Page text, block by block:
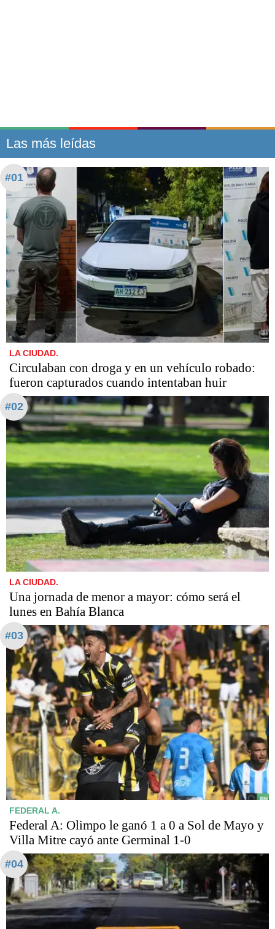
Las más leídas
#01
LA CIUDAD.
Circulaban con droga y en un vehículo robado:
fueron capturados cuando intentaban huir
#02
LA CIUDAD.
Una jornada de menor a mayor: cómo será el
lunes en Bahía Blanca
#03
FEDERAL A.
Federal A: Olimpo le ganó 1 a 0 a Sol de Mayo y
Villa Mitre cayó ante Germinal 1-0
#04